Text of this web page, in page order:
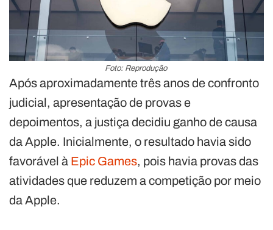
Foto: Reprodução
Após aproximadamente três anos de confronto
judicial, apresentação de provas e
depoimentos, a justiça decidiu ganho de causa
da Apple. Inicialmente, o resultado havia sido
favorável à Epic Games, pois havia provas das
atividades que reduzem a competição por meio
da Apple.